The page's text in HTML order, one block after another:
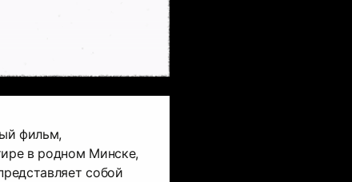
фильм,
в родном Минске,
собой